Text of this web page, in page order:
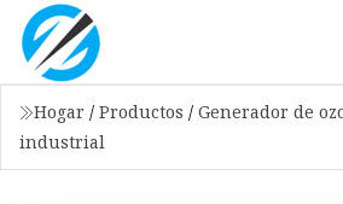
Hogar / Productos / Generador de
industrial